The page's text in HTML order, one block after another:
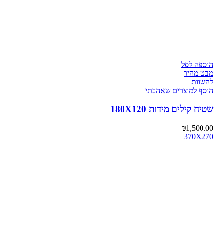
הוספה לסל
מבט מהיר
להשוות
הוסף למוצרים שאהבתי
שטיח קילים מידות 180X120
₪1,500.00
370X270